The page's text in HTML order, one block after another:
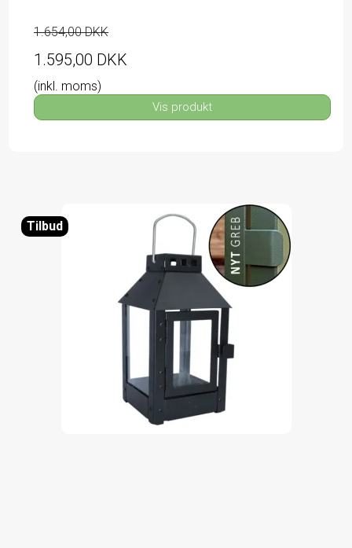
1.654,00 DKK
1.595,00 DKK
(inkl. moms)
Vis produkt
Tilbud